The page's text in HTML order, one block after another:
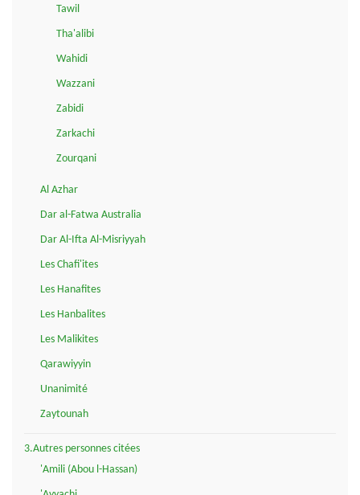
Tawil
Tha'alibi
Wahidi
Wazzani
Zabidi
Zarkachi
Zourqani
Al Azhar
Dar al-Fatwa Australia
Dar Al-Ifta Al-Misriyyah
Les Chafi'ites
Les Hanafites
Les Hanbalites
Les Malikites
Qarawiyyin
Unanimité
Zaytounah
3.Autres personnes citées
'Amili (Abou l-Hassan)